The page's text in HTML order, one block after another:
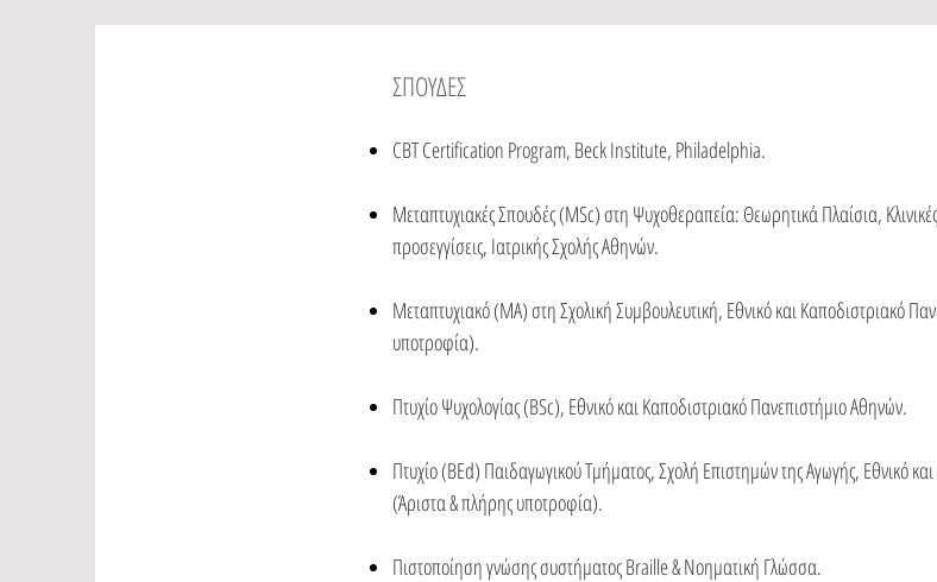
ΣΠΟΥΔΕΣ
CBT Certification Program, Beck Institute, Philadelphia.
Μεταπτυχιακές Σπουδές (MSc) στη Ψυχοθεραπεία: Θεωρητικά Πλαίσια,
προσεγγίσεις, Ιατρικής Σχολής Αθηνών.
Μεταπτυχιακό (MΑ) στη Σχολική Συμβουλευτική, Εθνικό και Καποδιστριακό
υποτροφία).
Πτυχίο Ψυχολογίας (BSc), Εθνικό και Καποδιστριακό Πανεπιστήμιο Αθηνών.
Πτυχίο (BEd) Παιδαγωγικού Τμήματος, Σχολή Επιστημών της Αγωγής, Εθνικό
(Άριστα & πλήρης υποτροφία).
Πιστοποίηση γνώσης συστήματος Braille & Νοηματική Γλώσσα.